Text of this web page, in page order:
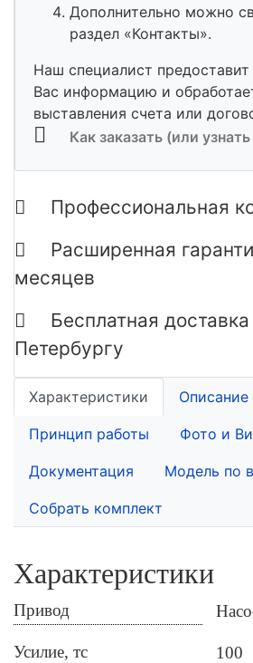
Дополнительно можно
раздел «Контакты».
Наш специалист
Вас информацию и
выставления счета или
Как заказать (или
Профессиональная
Расширенная
месяцев
Бесплатная
Петербургу
Характеристики Описание
Принцип работы Фото и
Документация Модель по
Собрать комплект
Характеристики
Привод
Усилие, тс 100